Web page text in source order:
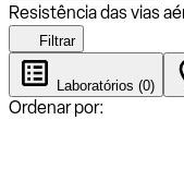
Resistência das vias
Filtrar
Laboratórios (0)
Ordenar por: